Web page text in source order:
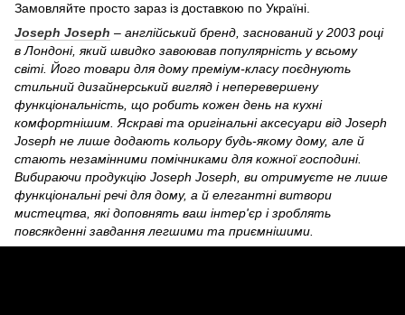
Замовляйте просто зараз із доставкою по Україні.
Joseph Joseph – англійський бренд, заснований у 2003 році
в Лондоні, який швидко завоював популярність у всьому
світі. Його товари для дому преміум-класу поєднують
стильний дизайнерський вигляд і неперевершену
функціональність, що робить кожен день на кухні
комфортнішим. Яскраві та оригінальні аксесуари від Joseph
Joseph не лише додають кольору будь-якому дому, але й
стають незамінними помічниками для кожної господині.
Вибираючи продукцію Joseph Joseph, ви отримуєте не лише
функціональні речі для дому, а й елегантні витвори
мистецтва, які доповнять ваш інтер'єр і зроблять
повсякденні завдання легшими та приємнішими.